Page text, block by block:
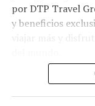
por DTP Travel
y beneficios